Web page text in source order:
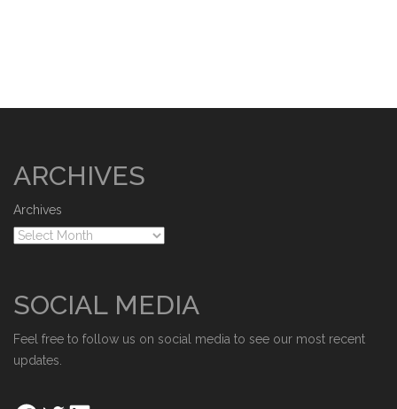
ARCHIVES
Archives
SOCIAL MEDIA
Feel free to follow us on social media to see our most recent
updates.